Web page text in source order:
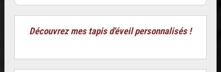
Découvrez mes tapis d'éveil personnalisés !